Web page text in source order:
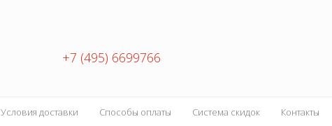
+7 (495) 6699766
Условия доставки Способы оплаты Система скидок Контакты